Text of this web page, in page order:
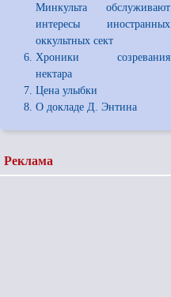
Минкульта обслуживают
интересы иностранных
оккультных сект
Хроники созревания
нектара
Цена улыбки
О докладе Д. Энтина
Реклама